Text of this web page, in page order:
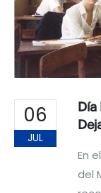
06
JUL
Día
En
del